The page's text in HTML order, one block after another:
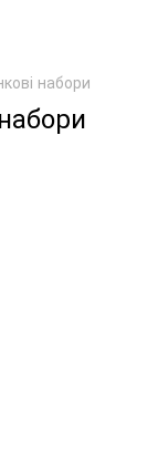
набори